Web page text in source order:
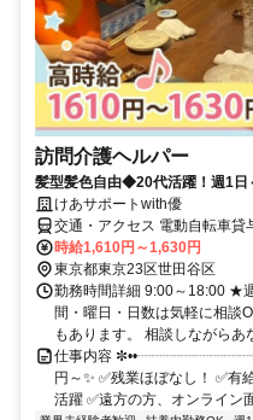
訪問介護ヘルパー
髪型髪色自由◆20代活躍！週1
けあサポートwith優
交通・アクセス 電動自転車貸
ア】世田谷区、杉並区、調布
ります。【本社（株式会社Ｗ
ら徒歩5分
時給1,610円～1,630円
東京都東京23区世田谷区
勤務時間詳細 9:00～18:00 ★
間・曜日・日数は気軽に相談
もあります。 相談しながら
仕事内容
円～✨ ✅残業ほぼなし！ ✅
活躍 ✅遠方の方、オンライン